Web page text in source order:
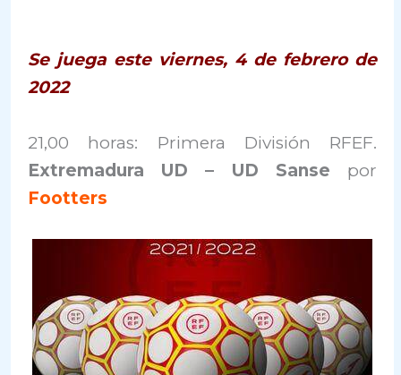
Se juega este viernes, 4 de febrero de
2022
21,00 horas: Primera División RFEF.
Extremadura UD – UD Sanse por
Footters